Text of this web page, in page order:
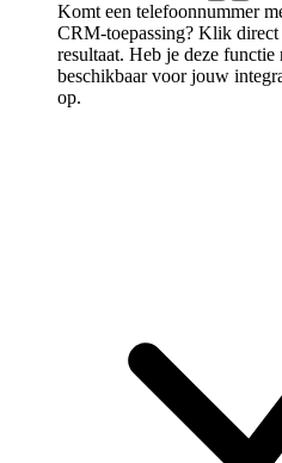
Komt een telefoonnummer
CRM-toepassing? Klik direct
resultaat. Heb je deze
beschikbaar voor jouw
op.